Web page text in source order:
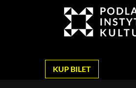
KUP BILET